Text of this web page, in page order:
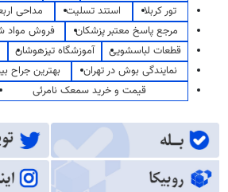
تور کربلا
استند تسلیت مداحی
مرجع پاسخ معتبر پزشکان
فروش مواد
قطعات لباسشویی
آموزشگاه تیزهوشان
نمایندگی بوش در تهران
بهترین جراح
قیمت و خرید سمعک نامرئی